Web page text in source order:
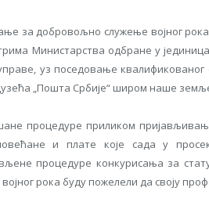
за добровољно служење војног
Министарства одбране у
уз поседовање
„Пошта Србије“ широм наше
процедуре приликом
и плате које сада у
процедуре конкурисања за
рока буду пожелели да своју